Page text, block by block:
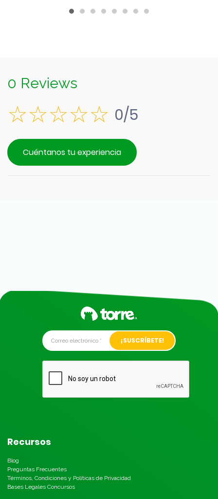
0 Reviews
0/5
Cuéntanos tu experiencia
Alternative:
Recursos
Blog
Preguntas Frecuentes
Términos, Condiciones y Políticas de Privacidad
Bases Legales Concursos